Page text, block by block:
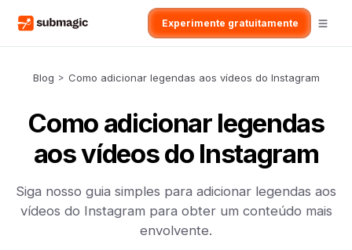
Experimente gratuitamente
Blog > Como adicionar legendas aos vídeos do Instagram
Como adicionar legendas
aos vídeos do Instagram
Siga nosso guia simples para adicionar legendas aos
vídeos do Instagram para obter um conteúdo mais
envolvente.